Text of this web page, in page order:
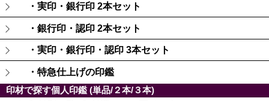
・実印・銀行印 2本セット
・銀行印・認印 2本セット
・実印・銀行印・認印 3本セット
・特急仕上げの印鑑
印材で探す個人印鑑 (単品/２本/３本)